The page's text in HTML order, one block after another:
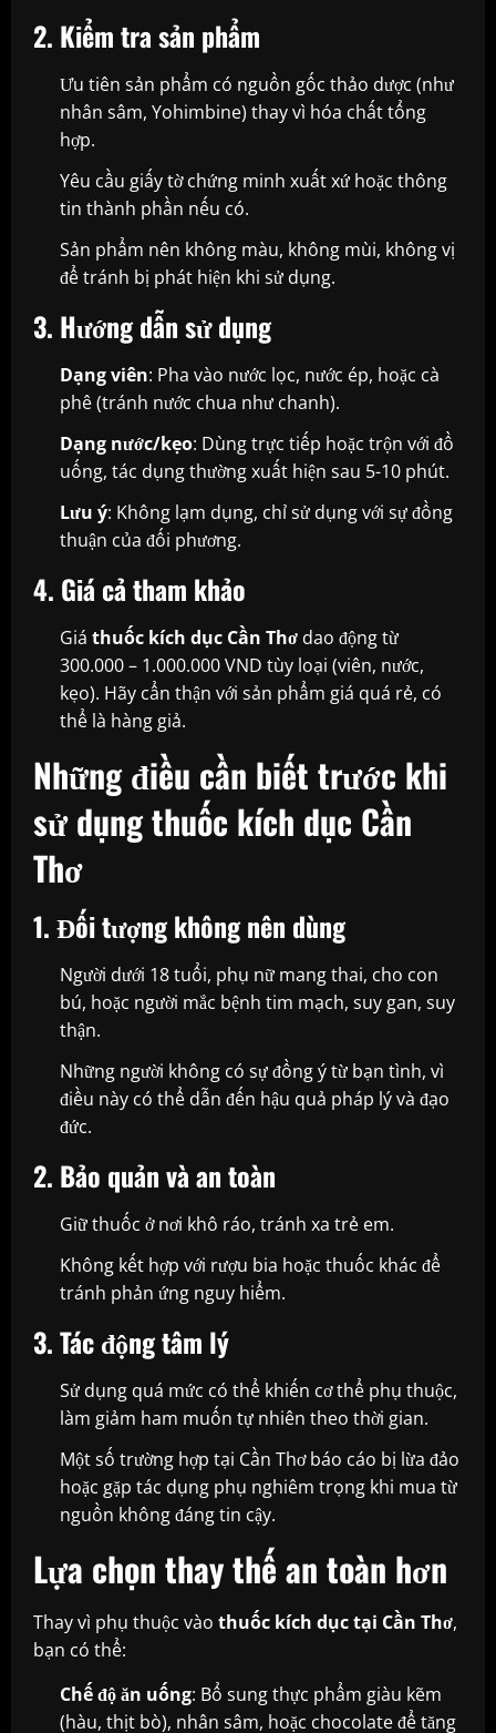
2. Kiểm tra sản phẩm
Ưu tiên sản phẩm có nguồn gốc thảo dược (như
nhân sâm, Yohimbine) thay vì hóa chất tổng
hợp.
Yêu cầu giấy tờ chứng minh xuất xứ hoặc thông
tin thành phần nếu có.
Sản phẩm nên không màu, không mùi, không vị
để tránh bị phát hiện khi sử dụng.
3. Hướng dẫn sử dụng
Dạng viên: Pha vào nước lọc, nước ép, hoặc cà
phê (tránh nước chua như chanh).
Dạng nước/kẹo: Dùng trực tiếp hoặc trộn với đồ
uống, tác dụng thường xuất hiện sau 5-10 phút.
Lưu ý: Không lạm dụng, chỉ sử dụng với sự đồng
thuận của đối phương.
4. Giá cả tham khảo
Giá thuốc kích dục Cần Thơ dao động từ
300.000 – 1.000.000 VND tùy loại (viên, nước,
kẹo). Hãy cẩn thận với sản phẩm giá quá rẻ, có
thể là hàng giả.
Những điều cần biết trước khi
sử dụng thuốc kích dục Cần
Thơ
1. Đối tượng không nên dùng
Người dưới 18 tuổi, phụ nữ mang thai, cho con
bú, hoặc người mắc bệnh tim mạch, suy gan, suy
thận.
Những người không có sự đồng ý từ bạn tình, vì
điều này có thể dẫn đến hậu quả pháp lý và đạo
đức.
2. Bảo quản và an toàn
Giữ thuốc ở nơi khô ráo, tránh xa trẻ em.
Không kết hợp với rượu bia hoặc thuốc khác để
tránh phản ứng nguy hiểm.
3. Tác động tâm lý
Sử dụng quá mức có thể khiến cơ thể phụ thuộc,
làm giảm ham muốn tự nhiên theo thời gian.
Một số trường hợp tại Cần Thơ báo cáo bị lừa đảo
hoặc gặp tác dụng phụ nghiêm trọng khi mua từ
nguồn không đáng tin cậy.
Lựa chọn thay thế an toàn hơn
Thay vì phụ thuộc vào thuốc kích dục tại Cần Thơ,
bạn có thể:
Chế độ ăn uống: Bổ sung thực phẩm giàu kẽm
(hàu, thịt bò), nhân sâm, hoặc chocolate để tăng